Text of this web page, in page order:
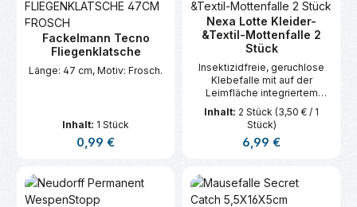
Fackelmann Tecno
Fliegenklatsche
Länge: 47 cm, Motiv: Frosch.
Inhalt: 1 Stück
Regulärer Preis:
0,99 €
Nexa Lotte Kleider-
&Textil-Mottenfalle 2
Stück
Insektizidfreie, geruchlose
Klebefalle mit auf der
Leimfläche integriertem
Pheromondispenser wirkt
gegen den Befall von
Kleidermotten in
Schlafzimmern,
Inhalt: 2 Stück (3,50 € / 1
Stück)
Regulärer Preis:
6,99 €